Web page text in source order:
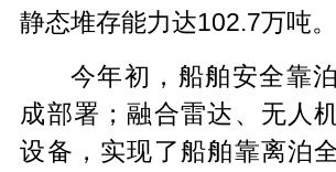
静态堆存能力达102.7万吨。
今年初，船舶安全靠
成部署；融合雷达、无人
设备，实现了船舶靠离泊